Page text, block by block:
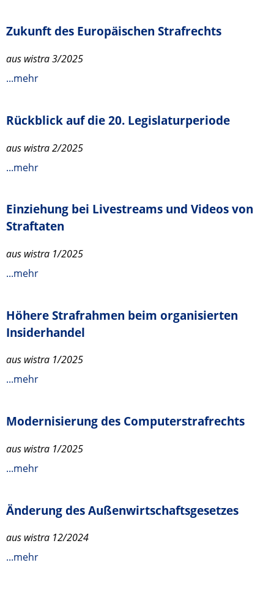
Zukunft des Europäischen Strafrechts
aus wistra 3/2025
...mehr
Rückblick auf die 20. Legislaturperiode
aus wistra 2/2025
...mehr
Einziehung bei Livestreams und Videos von
Straftaten
aus wistra 1/2025
...mehr
Höhere Strafrahmen beim organisierten
Insiderhandel
aus wistra 1/2025
...mehr
Modernisierung des Computerstrafrechts
aus wistra 1/2025
...mehr
Änderung des Außenwirtschaftsgesetzes
aus wistra 12/2024
...mehr